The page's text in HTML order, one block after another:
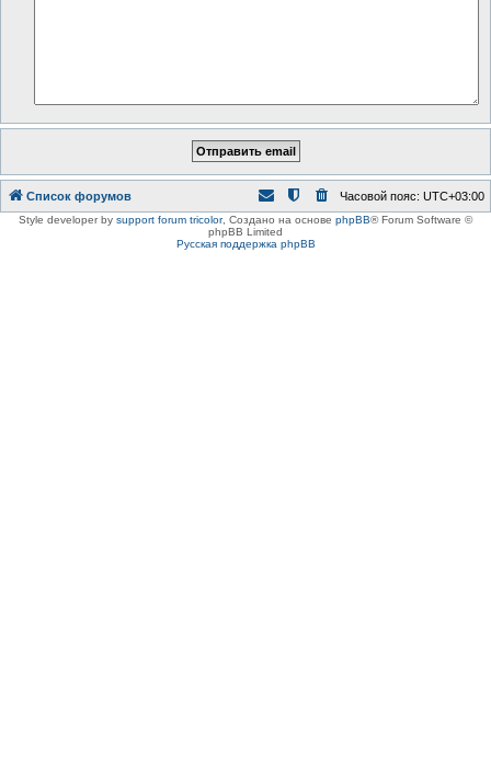
Список форумов Часовой пояс: UTC+03:00
Style developer by support forum tricolor, Создано на основе phpBB® Forum Software ©
phpBB Limited
Русская поддержка phpBB